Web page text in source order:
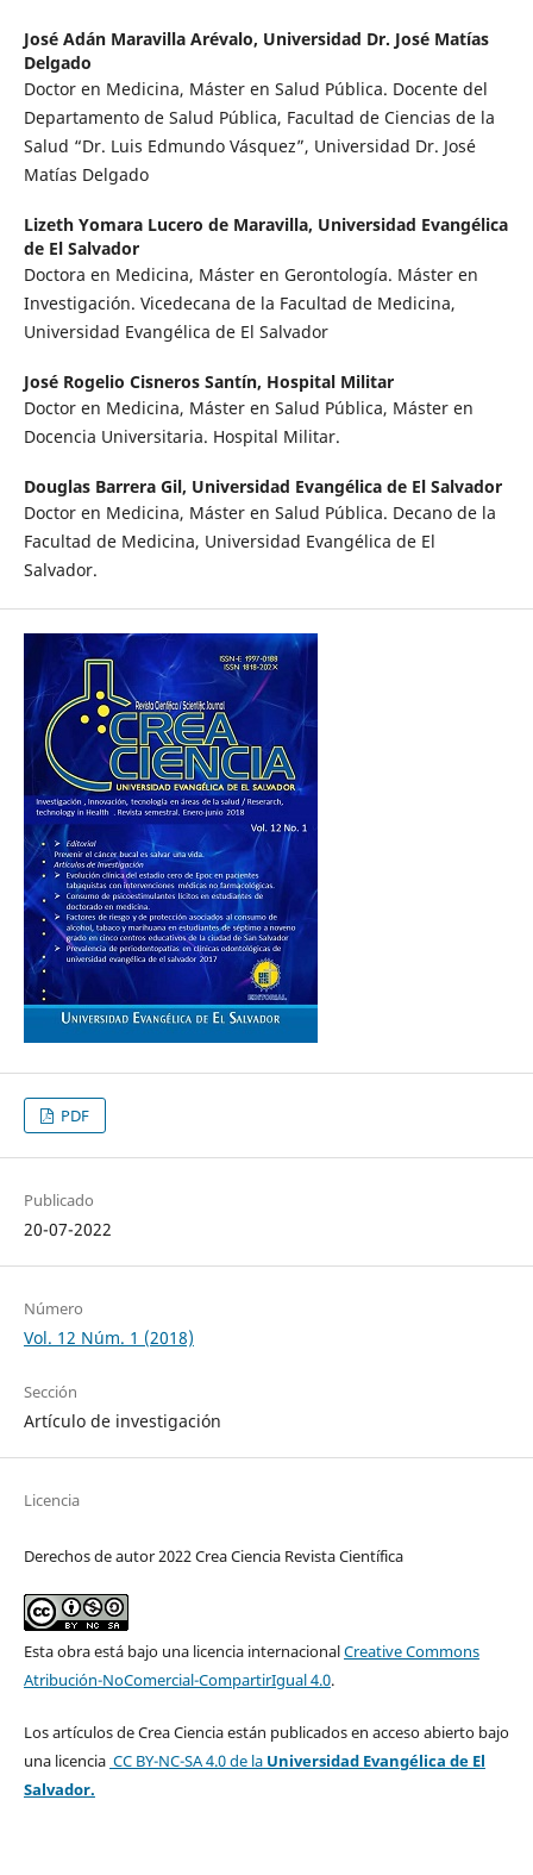
José Adán Maravilla Arévalo, Universidad Dr. José Matías
Delgado
Doctor en Medicina, Máster en Salud Pública. Docente del
Departamento de Salud Pública, Facultad de Ciencias de la
Salud “Dr. Luis Edmundo Vásquez”, Universidad Dr. José
Matías Delgado
Lizeth Yomara Lucero de Maravilla, Universidad Evangélica
de El Salvador
Doctora en Medicina, Máster en Gerontología. Máster en
Investigación. Vicedecana de la Facultad de Medicina,
Universidad Evangélica de El Salvador
José Rogelio Cisneros Santín, Hospital Militar
Doctor en Medicina, Máster en Salud Pública, Máster en
Docencia Universitaria. Hospital Militar.
Douglas Barrera Gil, Universidad Evangélica de El Salvador
Doctor en Medicina, Máster en Salud Pública. Decano de la
Facultad de Medicina, Universidad Evangélica de El
Salvador.
PDF
Publicado
20-07-2022
Número
Vol. 12 Núm. 1 (2018)
Sección
Artículo de investigación
Licencia
Derechos de autor 2022 Crea Ciencia Revista Científica
Esta obra está bajo una licencia internacionalCreative Commons
Atribución-NoComercial-CompartirIgual 4.0.
Los artículos de Crea Ciencia están publicados en acceso abierto bajo
una licencia CC BY-NC-SA 4.0de la Universidad Evangélica de El
Salvador.